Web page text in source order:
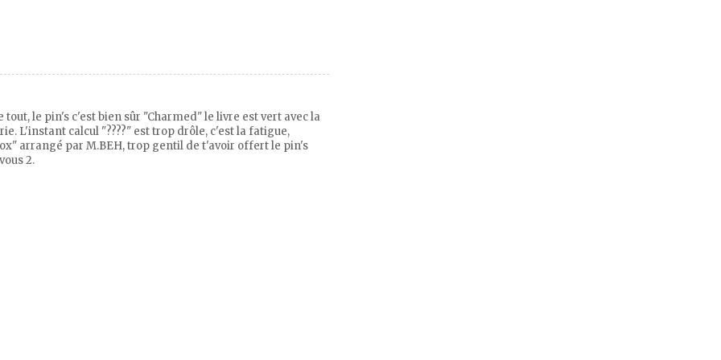
le pin's c'est bien sûr "Charmed" le livre est vert avec la
L'instant calcul "????" est trop drôle, c'est la fatigue,
arrangé par M.BEH, trop gentil de t'avoir offert le pin's
2.